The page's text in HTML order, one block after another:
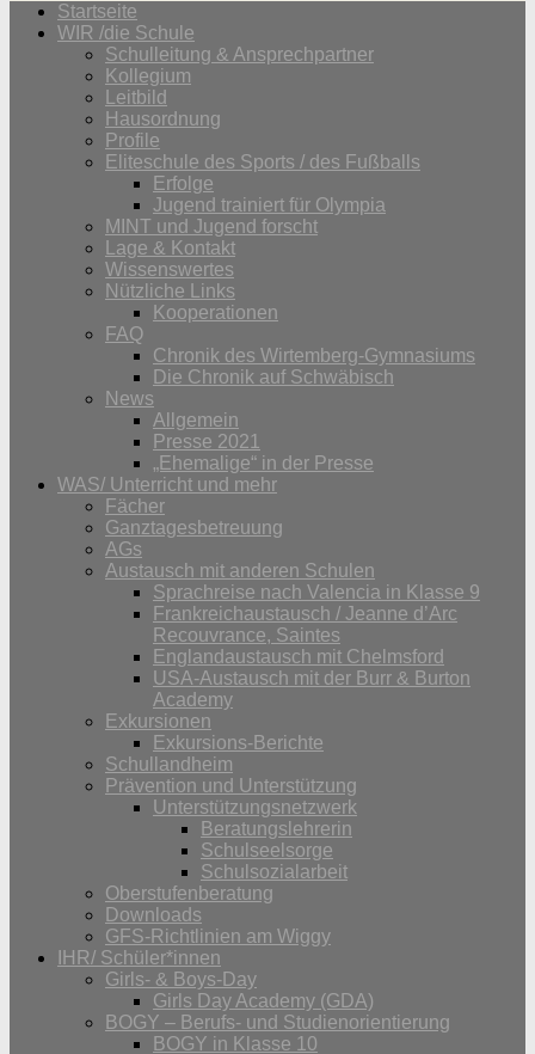
Startseite
WIR /die Schule
Schulleitung & Ansprechpartner
Kollegium
Leitbild
Hausordnung
Profile
Eliteschule des Sports / des Fußballs
Erfolge
Jugend trainiert für Olympia
MINT und Jugend forscht
Lage & Kontakt
Wissenswertes
Nützliche Links
Kooperationen
FAQ
Chronik des Wirtemberg-Gymnasiums
Die Chronik auf Schwäbisch
News
Allgemein
Presse 2021
„Ehemalige“ in der Presse
WAS/ Unterricht und mehr
Fächer
Ganztagesbetreuung
AGs
Austausch mit anderen Schulen
Sprachreise nach Valencia in Klasse 9
Frankreichaustausch / Jeanne d’Arc
Recouvrance, Saintes
Englandaustausch mit Chelmsford
USA-Austausch mit der Burr & Burton
Academy
Exkursionen
Exkursions-Berichte
Schullandheim
Prävention und Unterstützung
Unterstützungsnetzwerk
Beratungslehrerin
Schulseelsorge
Schulsozialarbeit
Oberstufenberatung
Downloads
GFS-Richtlinien am Wiggy
IHR/ Schüler*innen
Girls- & Boys-Day
Girls Day Academy (GDA)
BOGY – Berufs- und Studienorientierung
BOGY in Klasse 10